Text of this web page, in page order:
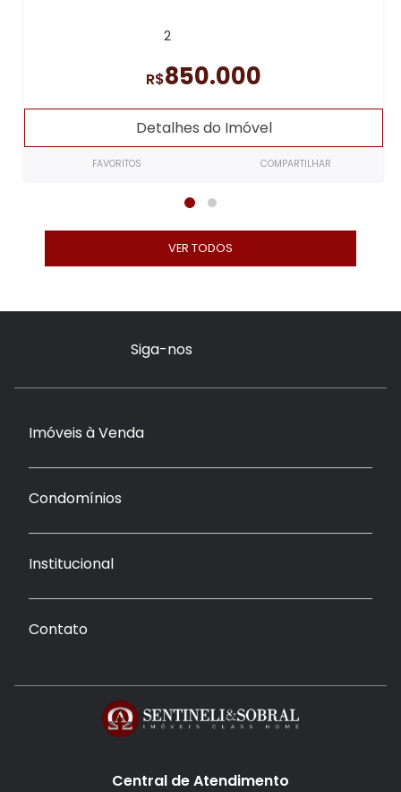
2
R$850.000
Detalhes do Imóvel
FAVORITOS COMPARTILHAR
VER TODOS
Siga-nos
Imóveis à Venda
Condomínios
Institucional
Contato
Central de Atendimento